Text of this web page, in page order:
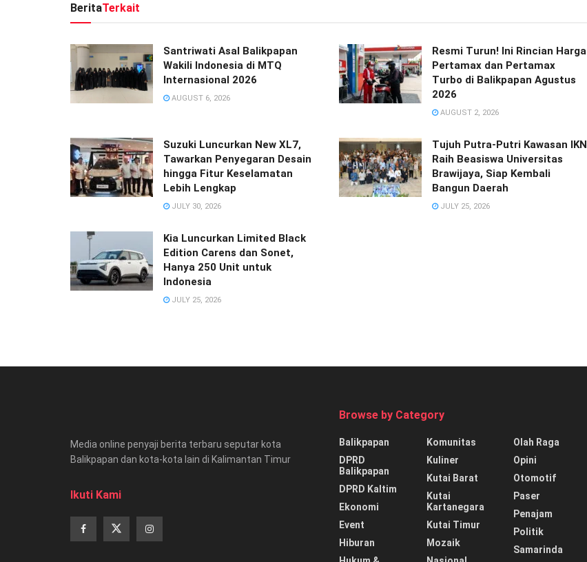
BeritaTerkait
Santriwati Asal Balikpapan
Wakili Indonesia di MTQ
Internasional 2026
AUGUST 6, 2026
Resmi Turun! Ini Rincian Harga
Pertamax dan Pertamax
Turbo di Balikpapan Agustus
2026
AUGUST 2, 2026
Suzuki Luncurkan New XL7,
Tawarkan Penyegaran Desain
hingga Fitur Keselamatan
Lebih Lengkap
JULY 30, 2026
Tujuh Putra-Putri Kawasan IKN
Raih Beasiswa Universitas
Brawijaya, Siap Kembali
Bangun Daerah
JULY 25, 2026
Kia Luncurkan Limited Black
Edition Carens dan Sonet,
Hanya 250 Unit untuk
Indonesia
JULY 25, 2026
Media online penyaji berita terbaru seputar kota
Balikpapan dan kota-kota lain di Kalimantan Timur
Ikuti Kami
Browse by Category
Balikpapan
DPRD
Balikpapan
DPRD Kaltim
Ekonomi
Event
Hiburan
Komunitas
Kuliner
Kutai Barat
Kutai
Kartanegara
Kutai Timur
Mozaik
Olah Raga
Opini
Otomotif
Paser
Penajam
Politik
Samarinda